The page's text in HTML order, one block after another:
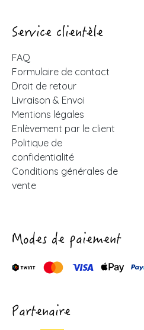
Service clientèle
FAQ
Formulaire de contact
Droit de retour
Livraison & Envoi
Mentions légales
Enlèvement par le client
Politique de
confidentialité
Conditions générales de
vente
Modes de paiement
Partenaire